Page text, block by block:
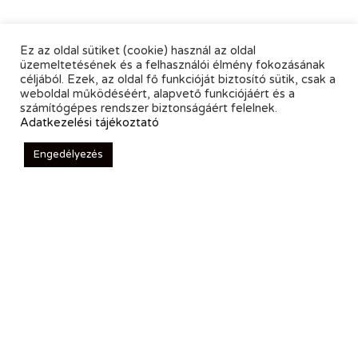
Ez az oldal sütiket (cookie) használ az oldal
üzemeltetésének és a felhasználói élmény fokozásának
céljából. Ezek, az oldal fő funkcióját biztosító sütik, csak a
weboldal működéséért, alapvető funkciójáért és a
számítógépes rendszer biztonságáért felelnek.
Adatkezelési tájékoztató
Engedélyezés